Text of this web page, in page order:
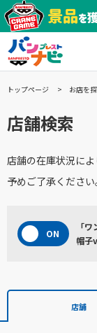
トップページ お店を
店舗検索
店舗の在庫状況に
予めご了承ください
「
帽子
店舗